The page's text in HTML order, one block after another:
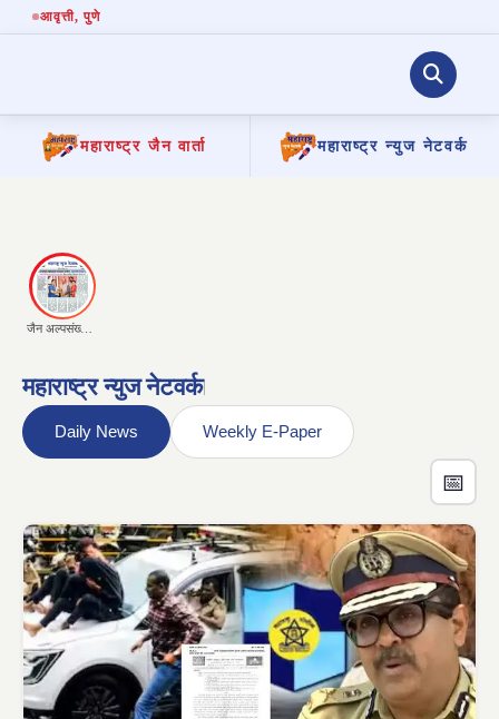
आवृत्ती, पुणे
महाराष्ट्र जैन वार्ता महाराष्ट्र न्युज नेटवर्क
जैन अल्पसंख्याक महामंडळाच्या कामकाजाला गती देणार : उपमुख्यमंत्री सुनेत्राताई पवार
महाराष्ट्र न्युज नेटवर्क|
Daily News Weekly E-Paper